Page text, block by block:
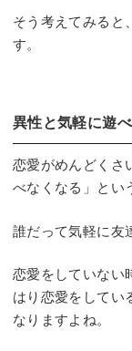
そう考えてみると
す。
異性と気軽に遊
恋愛がめんどくさ
べなくなる」とい
誰だって気軽に友
恋愛をしていない
はり恋愛をしてい
なりますよね。